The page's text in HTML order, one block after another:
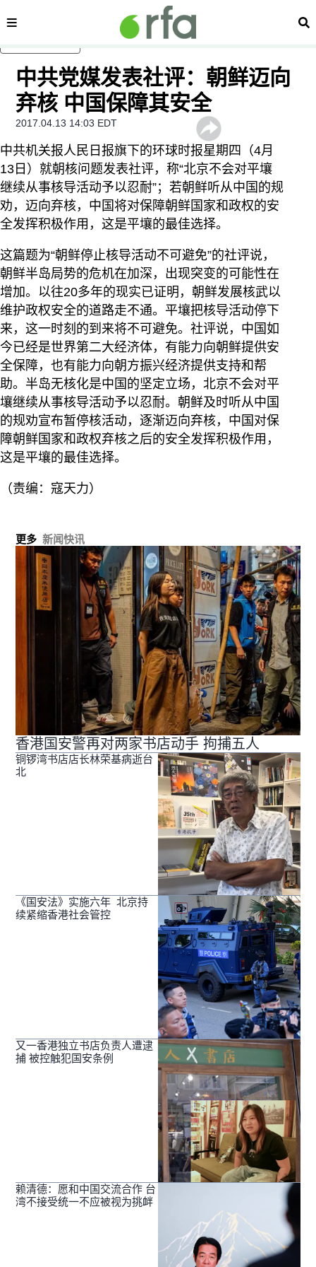
内容分类 搜
中共党媒发表社评：朝鲜迈向
弃核 中国保障其安全
2017.04.13 14:03 EDT
中共机关报人民日报旗下的环球时报星期四（4月
13日）就朝核问题发表社评，称“北京不会对平壤
继续从事核导活动予以忍耐”；若朝鲜听从中国的规
劝，迈向弃核，中国将对保障朝鲜国家和政权的安
全发挥积极作用，这是平壤的最佳选择。
这篇题为“朝鲜停止核导活动不可避免”的社评说，
朝鲜半岛局势的危机在加深，出现突变的可能性在
增加。以往20多年的现实已证明，朝鲜发展核武以
维护政权安全的道路走不通。平壤把核导活动停下
来，这一时刻的到来将不可避免。社评说，中国如
今已经是世界第二大经济体，有能力向朝鲜提供安
全保障，也有能力向朝方振兴经济提供支持和帮
助。半岛无核化是中国的坚定立场，北京不会对平
壤继续从事核导活动予以忍耐。朝鲜及时听从中国
的规劝宣布暂停核活动，逐渐迈向弃核，中国对保
障朝鲜国家和政权弃核之后的安全发挥积极作用，
这是平壤的最佳选择。
（责编：寇天力）
更多 新闻快讯
香港国安警再对两家书店动手 拘捕五人
铜锣湾书店店长林荣基病逝台
北
《国安法》实施六年 北京持
续紧缩香港社会管控
又一香港独立书店负责人遭逮
捕 被控触犯国安条例
赖清德：愿和中国交流合作 台
湾不接受统一不应被视为挑衅